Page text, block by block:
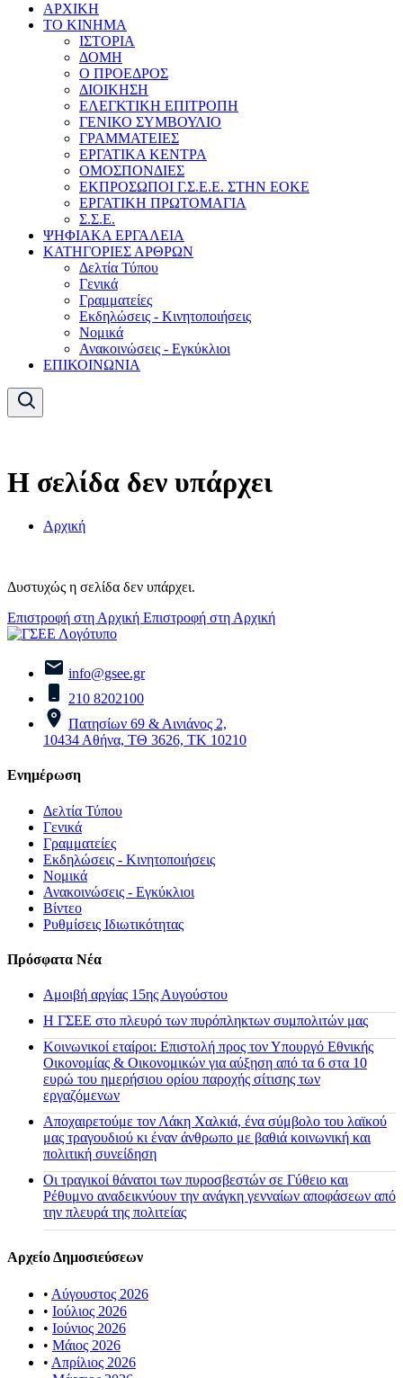
ΑΡΧΙΚΗ
ΤΟ ΚΙΝΗΜΑ
ΙΣΤΟΡΙΑ
ΔΟΜΗ
Ο ΠΡΟΕΔΡΟΣ
ΔΙΟΙΚΗΣΗ
ΕΛΕΓΚΤΙΚΗ ΕΠΙΤΡΟΠΗ
ΓΕΝΙΚΟ ΣΥΜΒΟΥΛΙΟ
ΓΡΑΜΜΑΤΕΙΕΣ
ΕΡΓΑΤΙΚΑ ΚΕΝΤΡΑ
ΟΜΟΣΠΟΝΔΙΕΣ
ΕΚΠΡΟΣΩΠΟΙ Γ.Σ.Ε.Ε. ΣΤΗΝ ΕΟΚΕ
ΕΡΓΑΤΙΚΗ ΠΡΩΤΟΜΑΓΙΑ
Σ.Σ.Ε.
ΨΗΦΙΑΚΑ ΕΡΓΑΛΕΙΑ
ΚΑΤΗΓΟΡΙΕΣ ΑΡΘΡΩΝ
Δελτία Τύπου
Γενικά
Γραμματείες
Εκδηλώσεις - Κινητοποιήσεις
Νομικά
Ανακοινώσεις - Εγκύκλιοι
ΕΠΙΚΟΙΝΩΝΙΑ
Η σελίδα δεν υπάρχει
Αρχική
Δυστυχώς η σελίδα δεν υπάρχει.
Επιστροφή στη Αρχική Επιστροφή στη Αρχική
info@gsee.gr
210 8202100
Πατησίων 69 & Αινιάνος 2,
10434 Αθήνα, ΤΘ 3626, ΤΚ 10210
Ενημέρωση
Δελτία Τύπου
Γενικά
Γραμματείες
Εκδηλώσεις - Κινητοποιήσεις
Νομικά
Ανακοινώσεις - Εγκύκλιοι
Βίντεο
Ρυθμίσεις Ιδιωτικότητας
Πρόσφατα Νέα
Αμοιβή αργίας 15ης Αυγούστου
H ΓΣΕΕ στο πλευρό των πυρόπληκτων συμπολιτών μας
Κοινωνικοί εταίροι: Επιστολή προς τον Υπουργό Εθνικής
Οικονομίας & Οικονομικών για αύξηση από τα 6 στα 10
ευρώ του ημερήσιου ορίου παροχής σίτισης των
εργαζόμενων
Αποχαιρετούμε τον Λάκη Χαλκιά, ένα σύμβολο του λαϊκού
μας τραγουδιού κι έναν άνθρωπο με βαθιά κοινωνική και
πολιτική συνείδηση
Οι τραγικοί θάνατοι των πυροσβεστών σε Γύθειο και
Ρέθυμνο αναδεικνύουν την ανάγκη γενναίων αποφάσεων από
την πλευρά της πολιτείας
Αρχείο Δημοσιεύσεων
• Αύγουστος 2026
• Ιούλιος 2026
• Ιούνιος 2026
• Μάιος 2026
• Απρίλιος 2026